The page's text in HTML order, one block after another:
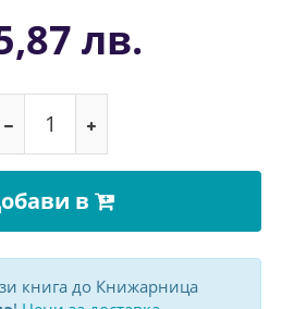
лв.
в
книга до Книжарница